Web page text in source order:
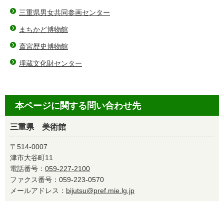
三重県男女共同参画センター
まちかど博物館
斎宮歴史博物館
埋蔵文化財センター
本ページに関する問い合わせ先
三重県 美術館
〒514-0007
津市大谷町11
電話番号： 059-227-2100
ファクス番号：059-223-0570
メールアドレス： bijutsu@pref.mie.lg.jp